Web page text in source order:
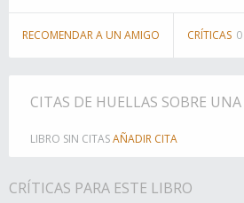
RECOMENDAR A UN AMIGO CRÍTICAS 0
CITAS DE HUELLAS SOBRE
LIBRO SIN CITASAÑADIR CITA
CRÍTICAS PARA ESTE LIBRO